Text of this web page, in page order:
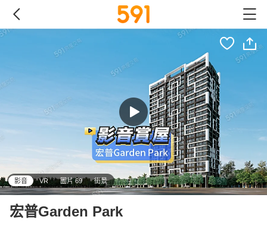
影音 VR 圖片 69 街景
宏普Garden Park